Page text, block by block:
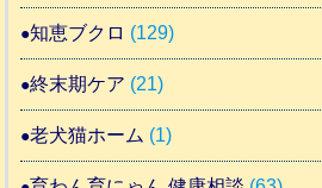
知恵ブクロ (129)
終末期ケア (21)
老犬猫ホーム (1)